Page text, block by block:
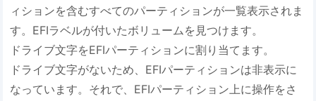
ィションを含むすべてのパーティションが一覧表示されま
す。EFIラベルが付いたボリュームを見つけます。
ドライブ文字をEFIパーティションに割り当てます。
ドライブ文字がないため、EFIパーティションは非表示に
なっています。それで、EFIパーティション上に操作をさ